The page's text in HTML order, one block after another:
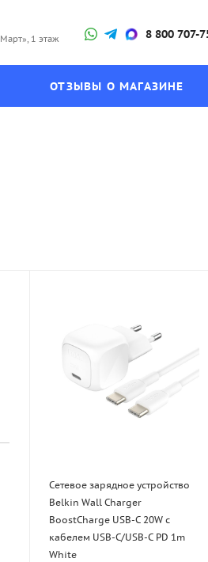
1 этаж
8 800 707-
ОТЗЫВЫ О МАГАЗИНЕ
Сетевое зарядное устройство
Belkin Wall Charger
BoostCharge USB-C 20W с
кабелем USB-C/USB-C PD 1m
White